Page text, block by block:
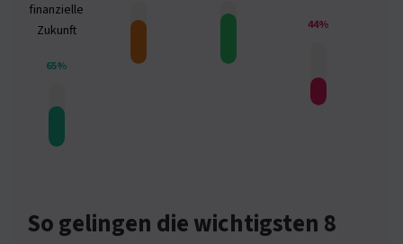
finanzielle
Zukunft
65%
44%
So gelingen die wichtigsten 8